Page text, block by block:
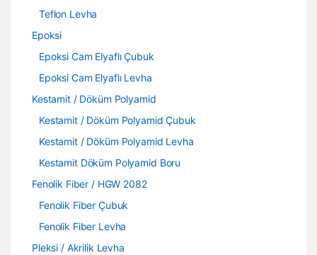
Teflon Levha
Epoksi
Epoksi Cam Elyaflı Çubuk
Epoksi Cam Elyaflı Levha
Kestamit / Döküm Polyamid
Kestamit / Döküm Polyamid Çubuk
Kestamit / Döküm Polyamid Levha
Kestamit Döküm Polyamid Boru
Fenolik Fiber / HGW 2082
Fenolik Fiber Çubuk
Fenolik Fiber Levha
Pleksi / Akrilik Levha